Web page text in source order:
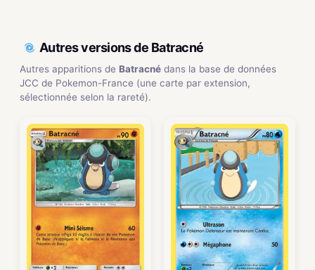
Autres versions de Batracné
Autres apparitions de Batracné dans la base de données
JCC de Pokemon-France (une carte par extension,
sélectionnée selon la rareté).